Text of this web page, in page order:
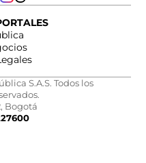
S.A.S. Todos los
Bogotá